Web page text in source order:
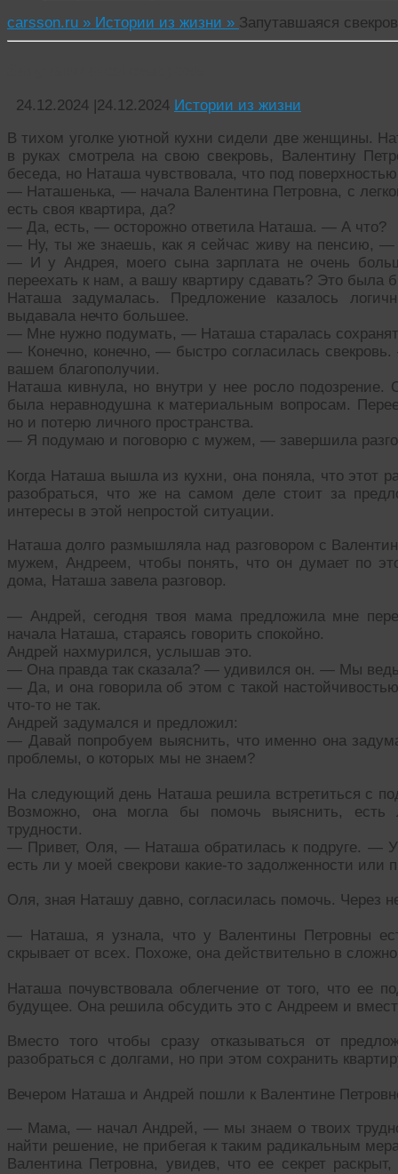
carsson.ru » Истории из жизни » Запутавшаяся
24.12.2024 |24.12.2024 Истории из жизни
В тихом уголке уютной кухни сидели две женщины.
в руках смотрела на свою свекровь, Валентину
беседа, но Наташа чувствовала, что под
— Наташенька, — начала Валентина Петровна, с
есть своя квартира, да?
— Да, есть, — осторожно ответила Наташа. — А что?
— Ну, ты же знаешь, как я сейчас живу на пенсию, —
— И у Андрея, моего сына зарплата не очень
переехать к нам, а вашу квартиру сдавать? Это
Наташа задумалась. Предложение казалось
выдавала нечто большее.
— Мне нужно подумать, — Наташа старалась
— Конечно, конечно, — быстро согласилась
вашем благополучии.
Наташа кивнула, но внутри у нее росло подозрение.
была неравнодушна к материальным вопросам.
но и потерю личного пространства.
— Я подумаю и поговорю с мужем, — завершила
Когда Наташа вышла из кухни, она поняла, что этот
разобраться, что же на самом деле стоит за
интересы в этой непростой ситуации.
Наташа долго размышляла над разговором с
мужем, Андреем, чтобы понять, что он думает по
дома, Наташа завела разговор.
— Андрей, сегодня твоя мама предложила мне
начала Наташа, стараясь говорить спокойно.
Андрей нахмурился, услышав это.
— Она правда так сказала? — удивился он. — Мы
— Да, и она говорила об этом с такой
что-то не так.
Андрей задумался и предложил:
— Давай попробуем выяснить, что именно она
проблемы, о которых мы не знаем?
На следующий день Наташа решила встретиться с
Возможно, она могла бы помочь выяснить,
трудности.
— Привет, Оля, — Наташа обратилась к подруге. —
есть ли у моей свекрови какие-то задолженности
Оля, зная Наташу давно, согласилась помочь. Через
— Наташа, я узнала, что у Валентины Петровны
скрывает от всех. Похоже, она действительно в
Наташа почувствовала облегчение от того, что ее
будущее. Она решила обсудить это с Андреем и
Вместо того чтобы сразу отказываться от
разобраться с долгами, но при этом сохранить
Вечером Наташа и Андрей пошли к Валентине
— Мама, — начал Андрей, — мы знаем о твоих
найти решение, не прибегая к таким радикальным
Валентина Петровна, увидев, что ее секрет